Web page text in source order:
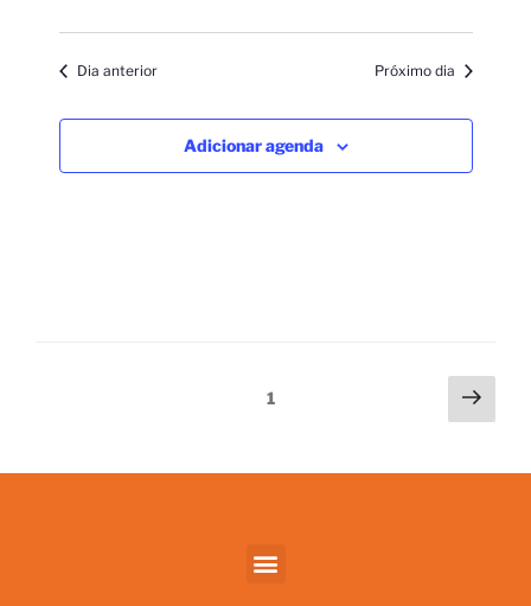
Dia anterior Próximo dia
Adicionar agenda
1